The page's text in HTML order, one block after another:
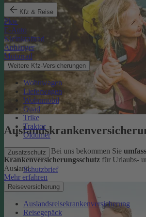
Kfz & Reise
Pkw
E-Auto
Kleinkraftrad
Anhänger
Motorrad
Weitere Kfz-Versicherungen
Wohnwagen
Lieferwagen
Wohnmobil
Quad
Trike
Traktor
Oldtimer
Zusatzschutz
Schutzbrief
Reiseversicherung
Auslandsreisekrankenversicherung
Reisegepäck
Sorglos reisen: Bei uns bekommen Sie
Krankenversicherungsschutz für Urlaubs-
Ausland.
Mehr erfahren